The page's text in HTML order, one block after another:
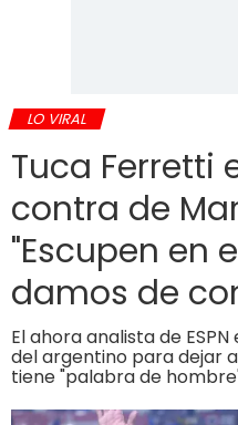
LO VIRAL
Tuca Ferretti
contra de
"Escupen en
damos de
El ahora analista de
del argentino para dejar
tiene "palabra de